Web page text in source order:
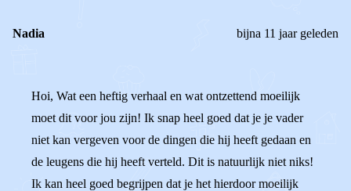
Nadia bijna 11 jaar geleden
Hoi, Wat een heftig verhaal en wat ontzettend moeilijk
moet dit voor jou zijn! Ik snap heel goed dat je je vader
niet kan vergeven voor de dingen die hij heeft gedaan en
de leugens die hij heeft verteld. Dit is natuurlijk niet niks!
Ik kan heel goed begrijpen dat je het hierdoor moeilijk